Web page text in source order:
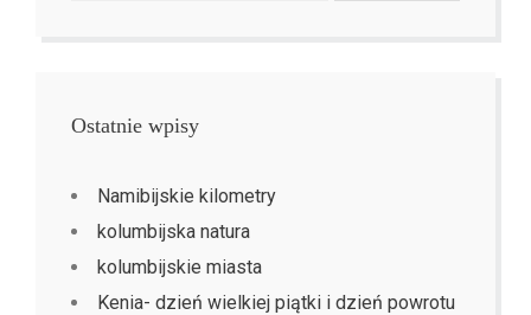
Ostatnie wpisy
Namibijskie kilometry
kolumbijska natura
kolumbijskie miasta
Kenia- dzień wielkiej piątki i dzień powrotu